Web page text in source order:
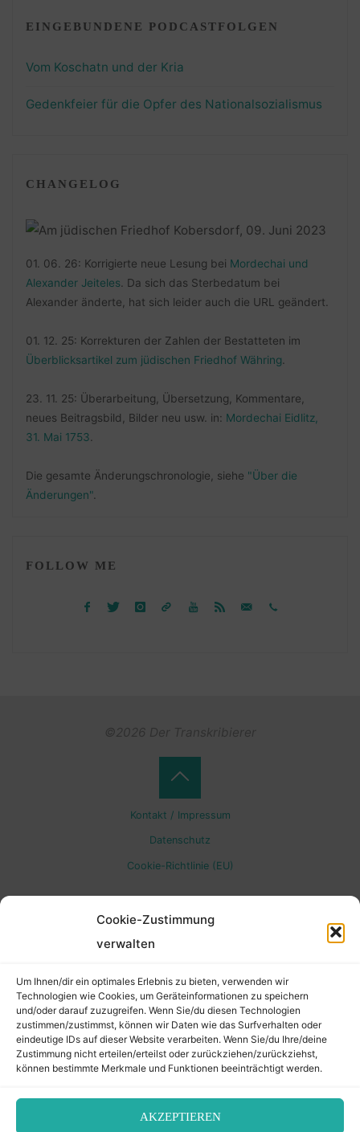
Cookie-Zustimmung
verwalten
Um Ihnen/dir ein optimales Erlebnis zu bieten, verwenden wir
Technologien wie Cookies, um Geräteinformationen zu speichern
und/oder darauf zuzugreifen. Wenn Sie/du diesen Technologien
zustimmen/zustimmst, können wir Daten wie das Surfverhalten oder
eindeutige IDs auf dieser Website verarbeiten. Wenn Sie/du Ihre/deine
Zustimmung nicht erteilen/erteilst oder zurückziehen/zurückziehst,
können bestimmte Merkmale und Funktionen beeinträchtigt werden.
AKZEPTIEREN
EINGEBUNDENE PODCASTFOLGEN
Vom Koschatn und der Kria
Gedenkfeier für die Opfer des Nationalsozialismus
CHANGELOG
01. 06. 26: Korrigierte neue Lesung bei Mordechai und
Alexander Jeiteles . Da sich das Sterbedatum bei
Alexander änderte, hat sich leider auch die URL geändert.
01. 12. 25: Korrekturen der Zahlen der Bestatteten im
Überblicksartikel zum jüdischen Friedhof Währing
23. 11. 25: Überarbeitung, Übersetzung, Kommentare,
neues Beitragsbild, Bilder neu usw. in: Mordechai Eidlitz,
31. Mai 1753
Die gesamte Änderungschronologie, siehe "Über die
Änderungen".
FOLLOW ME
©2026 Der Transkribierer
Kontakt / Impressum
Datenschutz
Cookie-Richtlinie (EU)
Back
to